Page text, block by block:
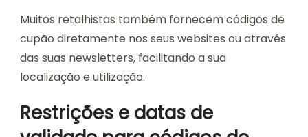
Muitos retalhistas também fornecem códigos de
cupão diretamente nos seus websites ou através
das suas newsletters, facilitando a sua
localização e utilização.
Restrições e datas de